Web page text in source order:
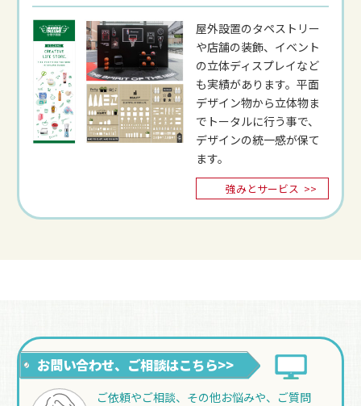
屋外設置のタペストリー
や店舗の装飾、イベント
の立体ディスプレイなど
も実績があります。平面
デザイン物から立体物ま
でトータルに行う事で、
デザインの統一感が保て
ます。
強みとサービス >>
お問い合わせ、ご相談はこちら>>
ご依頼やご相談、その他お悩みや、ご質問